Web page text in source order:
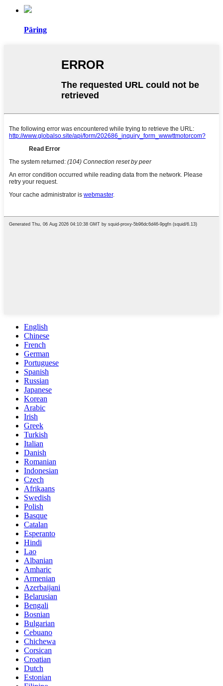
Päring
English
Chinese
French
German
Portuguese
Spanish
Russian
Japanese
Korean
Arabic
Irish
Greek
Turkish
Italian
Danish
Romanian
Indonesian
Czech
Afrikaans
Swedish
Polish
Basque
Catalan
Esperanto
Hindi
Lao
Albanian
Amharic
Armenian
Azerbaijani
Belarusian
Bengali
Bosnian
Bulgarian
Cebuano
Chichewa
Corsican
Croatian
Dutch
Estonian